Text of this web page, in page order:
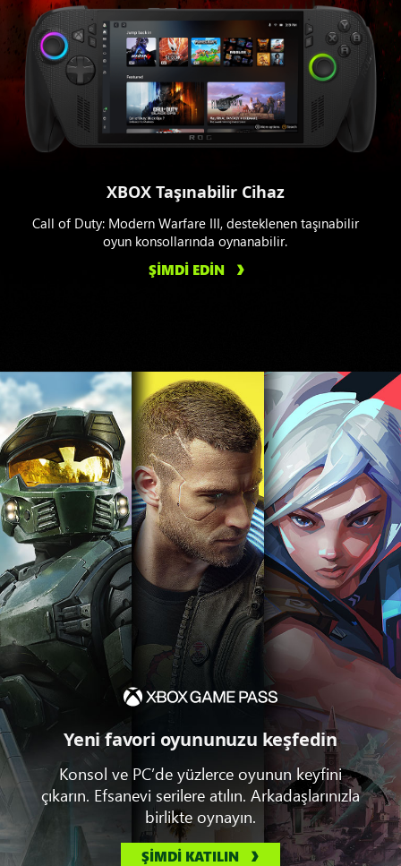
XBOX Taşınabilir Cihaz
Call of Duty: Modern Warfare III, desteklenen taşınabilir
oyun konsollarında oynanabilir.
ŞİMDİ EDİN
Yeni favori oyununuzu keşfedin
Konsol ve PC’de yüzlerce oyunun keyfini
çıkarın. Efsanevi serilere atılın. Arkadaşlarınızla
birlikte oynayın.
ŞİMDİ KATILIN